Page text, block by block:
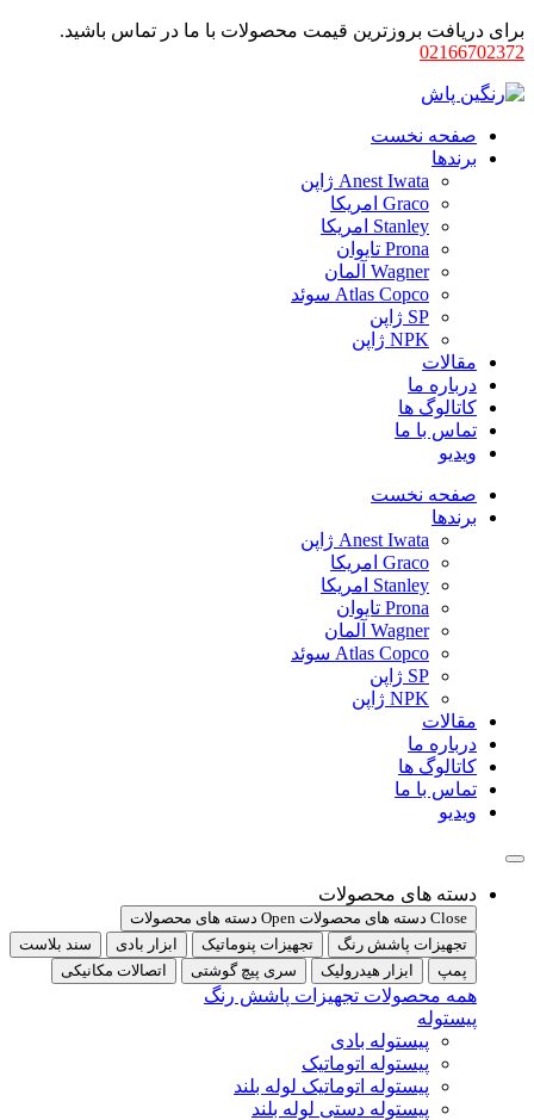
برای دریافت بروزترین قیمت محصولات با ما در تماس باشید.
02166702372
صفحه نخست
برندها
Anest Iwata ژاپن
Graco امریکا
Stanley امریکا
Prona تایوان
Wagner آلمان
Atlas Copco سوئد
SP ژاپن
NPK ژاپن
مقالات
درباره ما
کاتالوگ ها
تماس با ما
ویدیو
صفحه نخست
برندها
Anest Iwata ژاپن
Graco امریکا
Stanley امریکا
Prona تایوان
Wagner آلمان
Atlas Copco سوئد
SP ژاپن
NPK ژاپن
مقالات
درباره ما
کاتالوگ ها
تماس با ما
ویدیو
دسته های محصولات
Close دسته های محصولات
Open دسته های محصولات
تجهیزات پاشش رنگ
تجهیزات پنوماتیک ابزار بادی
سند بلاست
پمپ
ابزار هیدرولیک سری پیچ گوشتی اتصالات مکانیکی
همه محصولات تجهیزات پاشش رنگ
پیستوله
پیستوله بادی
پیستوله اتوماتیک
پیستوله اتوماتیک لوله بلند
پیستوله دستی لوله بلند